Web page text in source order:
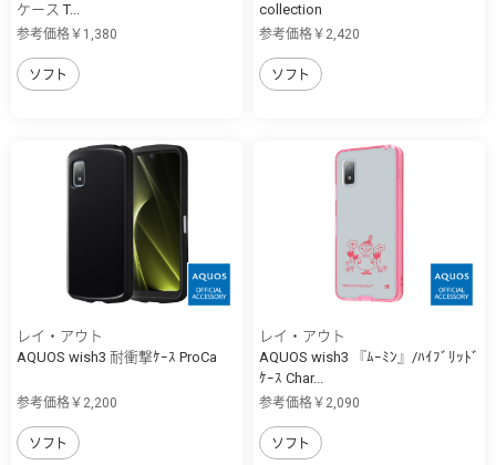
ケース T...
参考価格￥1,380
ソフト
collection
参考価格￥2,420
ソフト
レイ・アウト
AQUOS wish3 耐衝撃ｹｰｽ ProCa
参考価格￥2,200
ソフト
レイ・アウト
AQUOS wish3 『ﾑｰﾐﾝ』/ﾊｲﾌﾞﾘｯﾄﾞ
ｹｰｽ Char...
参考価格￥2,090
ソフト